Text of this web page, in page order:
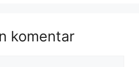
komentar